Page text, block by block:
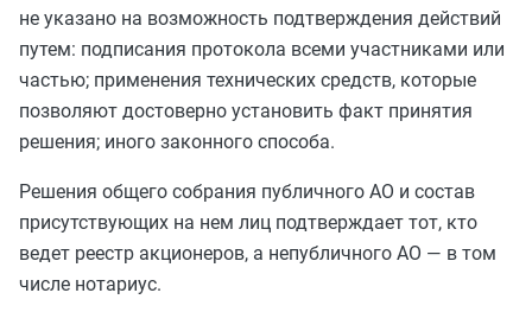
не указано на возможность подтверждения действий
путем: подписания протокола всеми участниками или
частью; применения технических средств, которые
позволяют достоверно установить факт принятия
решения; иного законного способа.
Решения общего собрания публичного АО и состав
присутствующих на нем лиц подтверждает тот, кто
ведет реестр акционеров, а непубличного АО — в том
числе нотариус.